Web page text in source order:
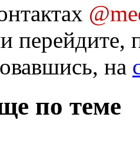
перейдите,
на
по теме